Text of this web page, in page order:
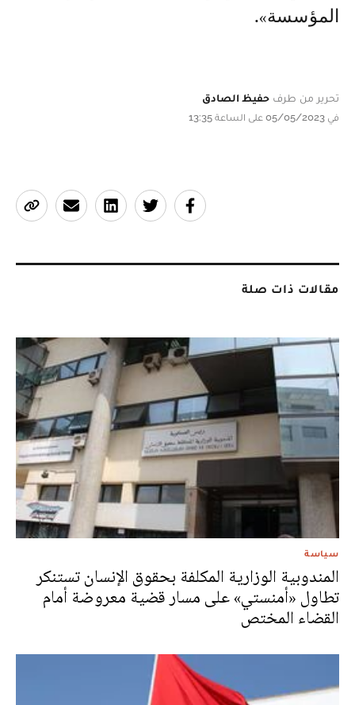
المؤسسة».
تحرير من طرف حفيظ الصادق
في 05/05/2023 على الساعة 13:35
مقالات ذات صلة
سياسة
المندوبية الوزارية المكلفة بحقوق الإنسان تستنكر
تطاول «أمنستي» على مسار قضية معروضة أمام
القضاء المختص